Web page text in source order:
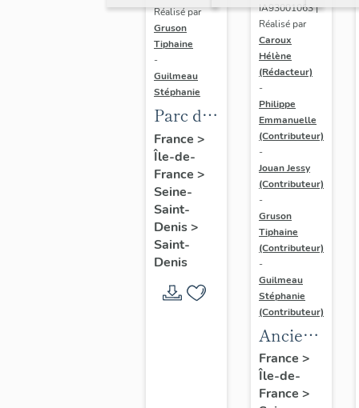
Réalisé par
Gruson
Tiphaine
-
Guilmeau
Stéphanie
Parc des
sports
de La
Courneuve,
actuellement
parc
départemental
des
sports
France >
Île-de-
France >
Seine-
Saint-
Denis>
Saint-
Denis
IA93001063 |
Réalisé par
Caroux
Hélène
(Rédacteur)
-
Philippe
Emmanuelle
(Contributeur)
-
Jouan Jessy
(Contributeur)
-
Gruson
Tiphaine
(Contributeur)
-
Guilmeau
Stéphanie
(Contributeur)
Ancienne
piscine
municipale
de
France >
Île-de-
France >